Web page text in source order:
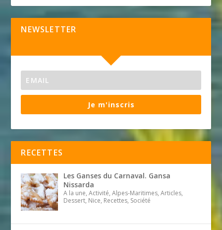
NEWSLETTER
Je m'inscris
RECETTES
Les Ganses du Carnaval. Gansa
Nissarda
A la une, Activité, Alpes-Maritimes, Articles,
Dessert, Nice, Recettes, Société